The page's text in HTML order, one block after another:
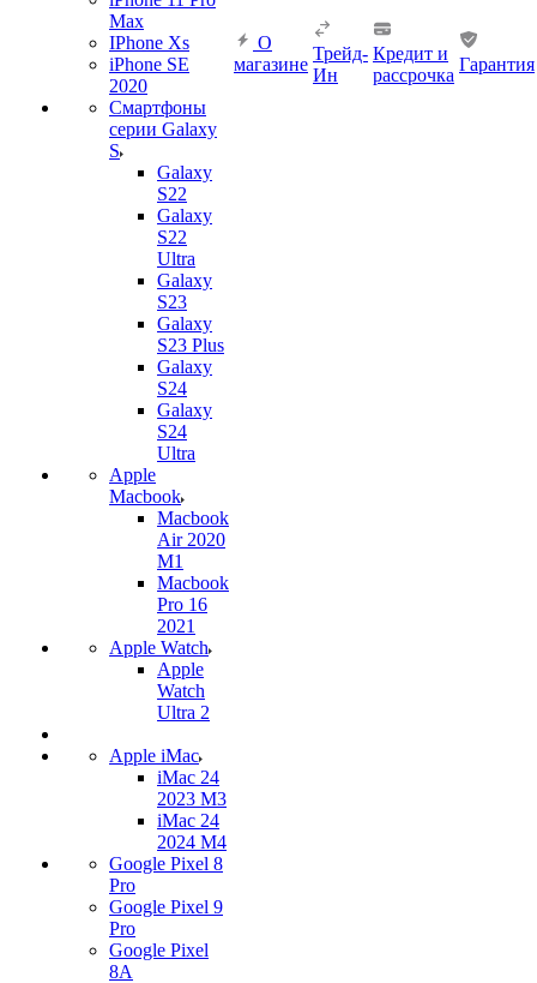
Max
IPhone Xs
iPhone SE
2020
Смартфоны
серии Galaxy
S
Galaxy
S22
Galaxy
S22
Ultra
Galaxy
S23
Galaxy
S23 Plus
Galaxy
S24
Galaxy
S24
Ultra
Apple
Macbook
Macbook
Air 2020
M1
Macbook
Pro 16
2021
Apple Watch
Apple
Watch
Ultra 2
Apple iMac
iMac 24
2023 M3
iMac 24
2024 M4
Google Pixel 8
Pro
Google Pixel 9
Pro
Google Pixel
8A
О
магазине
Трейд-
Ин
Кредит и
рассрочка
Гарантия